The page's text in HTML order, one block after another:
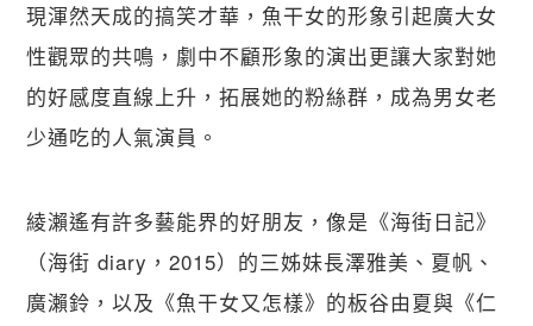
現渾然天成的搞笑才華，魚干女的形象引起廣大女
性觀眾的共鳴，劇中不顧形象的演出更讓大家對她
的好感度直線上升，拓展她的粉絲群，成為男女老
少通吃的人氣演員。
綾瀨遙有許多藝能界的好朋友，像是《海街日記》
（海街 diary，2015）的三姊妹長澤雅美、夏帆、
廣瀨鈴，以及《魚干女又怎樣》的板谷由夏與《仁